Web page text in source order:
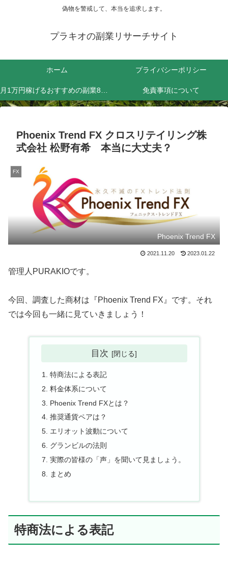
偽物を警戒して、本当を追求します。
プラキオの副業リサーチサイト
ホーム プライバシーポリシー
月1万円稼げるおすすめの副業8選！効率よく稼ぐためにやるべきことは？ 免責事項について
Phoenix Trend FX クロスリテイリング株
式会社 松野有希 本当に大丈夫？
FX
Phoenix Trend FX
2021.11.20 2023.01.22
管理人PURAKIOです。
今回、調査した商材は『Phoenix Trend FX』です。それ
では今回も一緒に見ていきましょう！
目次
特商法による表記
料金体系について
Phoenix Trend FXとは？
推奨通貨ペアは？
エリオット波動について
グランビルの法則
実際の皆様の「声」を聞いて見ましょう。
まとめ
特商法による表記